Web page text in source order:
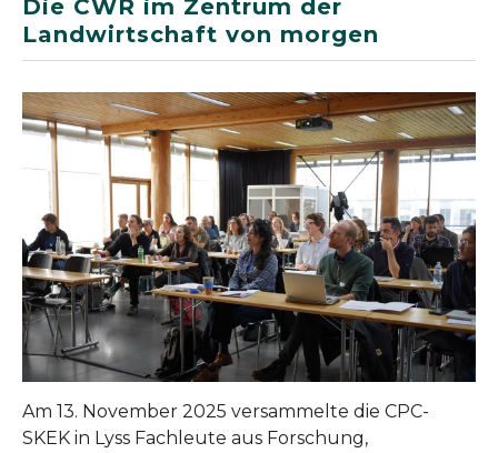
Die CWR im Zentrum der
Landwirtschaft von morgen
Show larger version
Am 13. November 2025 versammelte die CPC-
SKEK in Lyss Fachleute aus Forschung,